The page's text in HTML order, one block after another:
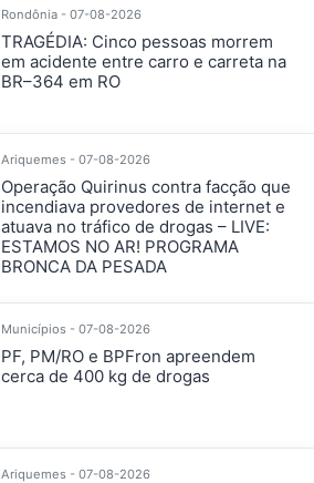
Rondônia - 07-08-2026
TRAGÉDIA: Cinco pessoas morrem
em acidente entre carro e carreta na
BR–364 em RO
Ariquemes - 07-08-2026
Operação Quirinus contra facção que
incendiava provedores de internet e
atuava no tráfico de drogas – LIVE:
ESTAMOS NO AR! PROGRAMA
BRONCA DA PESADA
Municípios - 07-08-2026
PF, PM/RO e BPFron apreendem
cerca de 400 kg de drogas
Ariquemes - 07-08-2026